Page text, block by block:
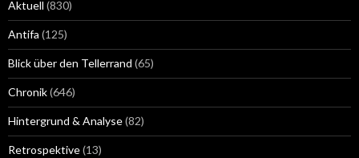
Aktuell (830)
Antifa (125)
Blick über den Tellerrand (65)
Chronik(646)
Hintergrund & Analyse(82)
Retrospektive(13)